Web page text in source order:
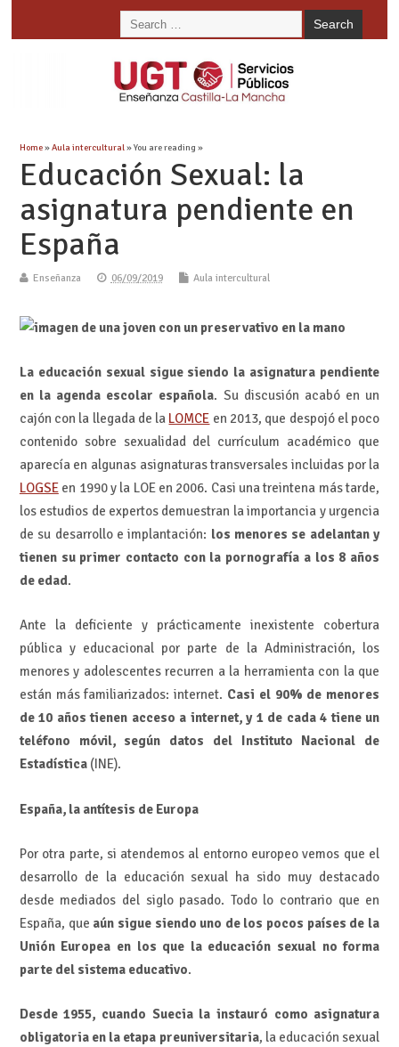
Home»Aula intercultural» You are reading »
Educación Sexual: la
asignatura pendiente en
España
Enseñanza 06/09/2019 Aula intercultural
La educación sexual sigue siendo la asignatura pendiente
en la agenda escolar española. Su discusión acabó en un
cajón con la llegada de la LOMCE en 2013, que despojó el poco
contenido sobre sexualidad del currículum académico que
aparecía en algunas asignaturas transversales incluidas por la
LOGSEen 1990 y la LOE en 2006. Casi una treintena más tarde,
los estudios de expertos demuestran la importancia y urgencia
de su desarrollo e implantación: los menores se adelantan y
tienen su primer contacto con la pornografía a los 8 años
de edad.
Ante la deficiente y prácticamente inexistente cobertura
pública y educacional por parte de la Administración, los
menores y adolescentes recurren a la herramienta con la que
están más familiarizados: internet. Casi el 90% de menores
de 10 años tienen acceso a internet, y 1 de cada 4 tiene un
teléfono móvil, según datos del Instituto Nacional de
Estadística(INE).
España, la antítesis de Europa
Por otra parte, si atendemos al entorno europeo vemos que el
desarrollo de la educación sexual ha sido muy destacado
desde mediados del siglo pasado. Todo lo contrario que en
España, que aún sigue siendo uno de los pocos países de la
Unión Europea en los que la educación sexual no forma
parte del sistema educativo.
Desde 1955, cuando Suecia la instauró como asignatura
obligatoria en la etapa preuniversitaria, la educación sexual